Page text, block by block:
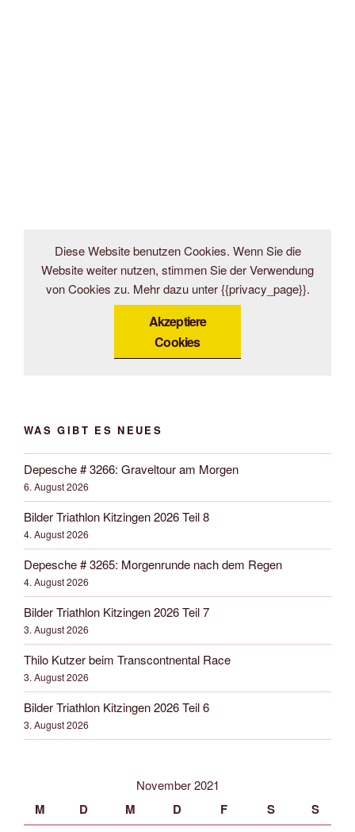
Diese Website benutzen Cookies. Wenn Sie die
Website weiter nutzen, stimmen Sie der Verwendung
von Cookies zu. Mehr dazu unter {{privacy_page}}.
Akzeptiere
Cookies
WAS GIBT ES NEUES
Depesche # 3266: Graveltour am Morgen
6. August 2026
Bilder Triathlon Kitzingen 2026 Teil 8
4. August 2026
Depesche # 3265: Morgenrunde nach dem Regen
4. August 2026
Bilder Triathlon Kitzingen 2026 Teil 7
3. August 2026
Thilo Kutzer beim Transcontnental Race
3. August 2026
Bilder Triathlon Kitzingen 2026 Teil 6
3. August 2026
November 2021
M D M D F S S